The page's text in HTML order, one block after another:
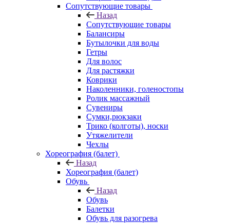
Сопутствующие товары
Назад
Сопутствующие товары
Балансиры
Бутылочки для воды
Гетры
Для волос
Для растяжки
Коврики
Наколенники, голеностопы
Ролик массажный
Сувениры
Сумки,рюкзаки
Трико (колготы), носки
Утяжелители
Чехлы
Хореография (балет)
Назад
Хореография (балет)
Обувь
Назад
Обувь
Балетки
Обувь для разогрева